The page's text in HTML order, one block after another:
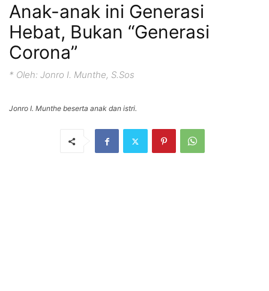
Anak-anak ini Generasi
Hebat, Bukan “Generasi
Corona”
* Oleh: Jonro I. Munthe, S.Sos
Jonro I. Munthe beserta anak dan istri.